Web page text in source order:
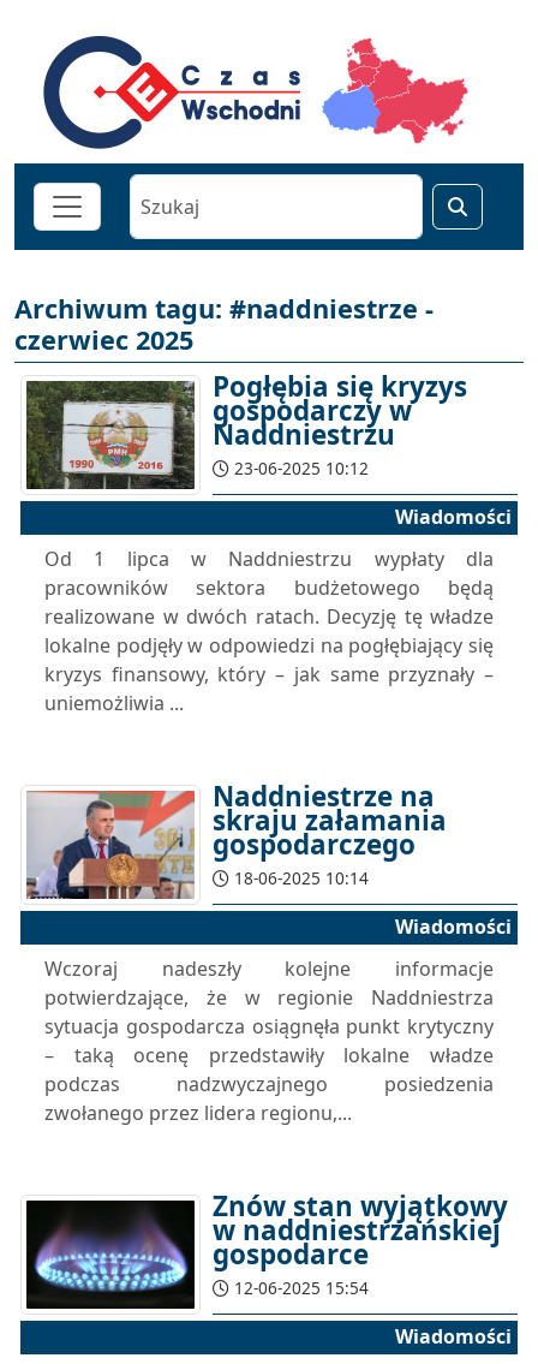
Archiwum tagu: #naddniestrze -
czerwiec 2025
Pogłębia się kryzys
gospodarczy w
Naddniestrzu
23-06-2025 10:12
Wiadomości
Od 1 lipca w Naddniestrzu wypłaty dla
pracowników sektora budżetowego będą
realizowane w dwóch ratach. Decyzję tę władze
lokalne podjęły w odpowiedzi na pogłębiający się
kryzys finansowy, który – jak same przyznały –
uniemożliwia ...
Naddniestrze na
skraju załamania
gospodarczego
18-06-2025 10:14
Wiadomości
Wczoraj nadeszły kolejne informacje
potwierdzające, że w regionie Naddniestrza
sytuacja gospodarcza osiągnęła punkt krytyczny
– taką ocenę przedstawiły lokalne władze
podczas nadzwyczajnego posiedzenia
zwołanego przez lidera regionu,...
Znów stan wyjątkowy
w naddniestrzańskiej
gospodarce
12-06-2025 15:54
Wiadomości